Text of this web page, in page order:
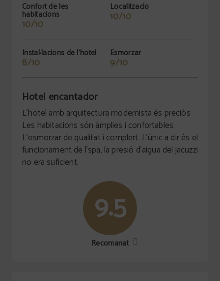
Confort de les
habitacions
10/10
Localització
10/10
Instal·lacions de l'hotel
8/10
Esmorzar
9/10
Hotel encantador
L'hotel amb arquitectura modernista és preciós
Les habitacions són àmplies i confortables.
L'esmorzar de qualitat i complert. L'únic a dir és el
funcionament de l'spa, la presió d'aigua del jacuzzi
no era suficient.
9.5
Recomanat